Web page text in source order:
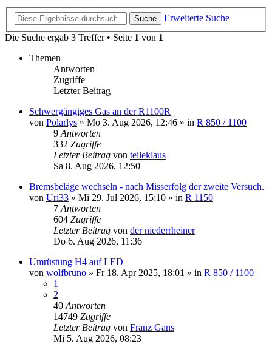
Suche
Erweiterte Suche
Die Suche ergab 3 Treffer • Seite 1 von 1
Themen
Antworten
Zugriffe
Letzter Beitrag
Schwergängiges Gas an der R1100R
von Polarlys » Mo 3. Aug 2026, 12:46 » in R 850 / 1100
9 Antworten
332 Zugriffe
Letzter Beitrag von teileklaus
Sa 8. Aug 2026, 12:50
Bremsbeläge wechseln - nach Misserfolg der zweite Versuch.
von Uri33 » Mi 29. Jul 2026, 15:10 » in R 1150
7 Antworten
604 Zugriffe
Letzter Beitrag von der niederrheiner
Do 6. Aug 2026, 11:36
Umrüstung H4 auf LED
von wolfbruno » Fr 18. Apr 2025, 18:01 » in R 850 / 1100
1
2
40 Antworten
14749 Zugriffe
Letzter Beitrag von Franz Gans
Mi 5. Aug 2026, 08:23